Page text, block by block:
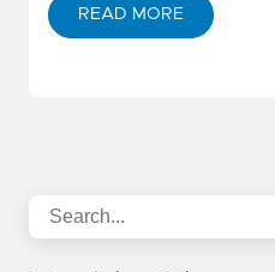
READ MORE